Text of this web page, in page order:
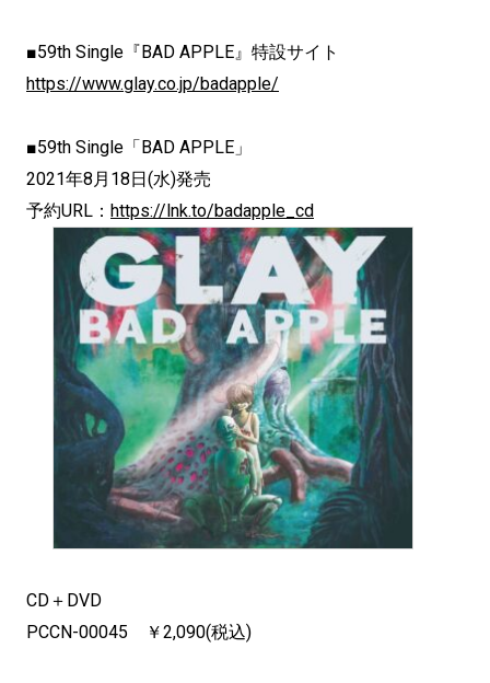
■59th Single『BAD APPLE』特設サイト
https://www.glay.co.jp/badapple/
■59th Single「BAD APPLE」
2021年8月18日(水)発売
予約URL： https://lnk.to/badapple_ cd
CD＋DVD
PCCN-00045 ￥2,090(税込)